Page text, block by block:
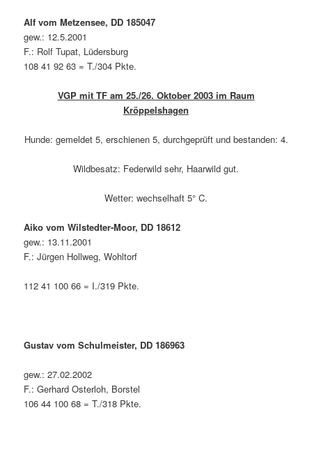
Alf vom Metzensee, DD 185047
gew.: 12.5.2001
F.: Rolf Tupat, Lüdersburg
108 41 92 63 = T./304 Pkte.
VGP mit TF am 25./26. Oktober 2003 im Raum
Kröppelshagen
Hunde: gemeldet 5, erschienen 5, durchgeprüft und bestanden: 4.
Wildbesatz: Federwild sehr, Haarwild gut.
Wetter: wechselhaft 5° C.
Aiko vom Wilstedter-Moor, DD 18612
gew.: 13.11.2001
F.: Jürgen Hollweg, Wohltorf
112 41 100 66 = I./319 Pkte.
Gustav vom Schulmeister, DD 186963
gew.: 27.02.2002
F.: Gerhard Osterloh, Borstel
106 44 100 68 = T./318 Pkte.